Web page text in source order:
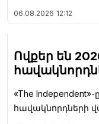
06.08.2026 12:12
Ովքեր են
«The
հավակնորդների